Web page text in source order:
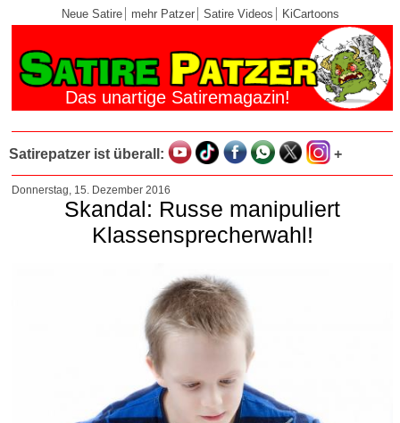
Neue Satire mehr Patzer Satire Videos KiCartoons
Das unartige Satiremagazin!
Satirepatzer ist überall: +
Donnerstag, 15. Dezember 2016
Skandal: Russe manipuliert
Klassensprecherwahl!